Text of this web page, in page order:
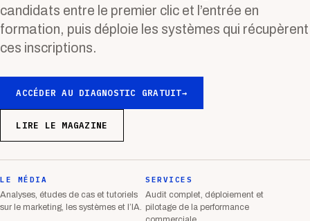
candidats entre le premier clic et l’entrée en
formation, puis déploie les systèmes qui récupèrent
ces inscriptions.
ACCÉDER AU DIAGNOSTIC GRATUIT→
LIRE LE MAGAZINE
LE MÉDIA
Analyses, études de cas et tutoriels
sur le marketing, les systèmes et l’IA.
SERVICES
Audit complet, déploiement et
pilotage de la performance